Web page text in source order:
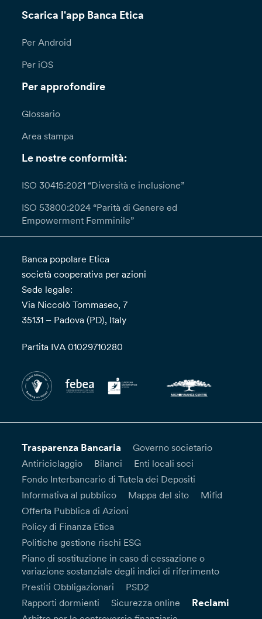
Scarica l'app Banca Etica
Per Android
Per iOS
Per approfondire
Glossario
Area stampa
Le nostre conformità:
ISO 30415:2021 “Diversità e inclusione”
ISO 53800:2024 “Parità di Genere ed
Empowerment Femminile”
Banca popolare Etica
società cooperativa per azioni
Sede legale:
Via Niccolò Tommaseo, 7
35131 – Padova (PD), Italy
Partita IVA 01029710280
Trasparenza Bancaria
Governo societario
Antiriciclaggio
Bilanci
Enti locali soci
Fondo Interbancario di Tutela dei Depositi
Informativa al pubblico
Mappa del sito
Mifid
Offerta Pubblica di Azioni
Policy di Finanza Etica
Politiche gestione rischi ESG
Piano di sostituzione in caso di cessazione o
variazione sostanziale degli indici di riferimento
Prestiti Obbligazionari
PSD2
Rapporti dormienti
Sicurezza online Reclami